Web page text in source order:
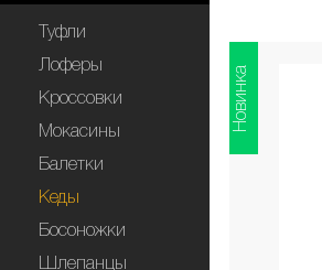
Туфли
Лоферы
Кроссовки
Мокасины
Балетки
Кеды
Босоножки
Шлепанцы
Новинка